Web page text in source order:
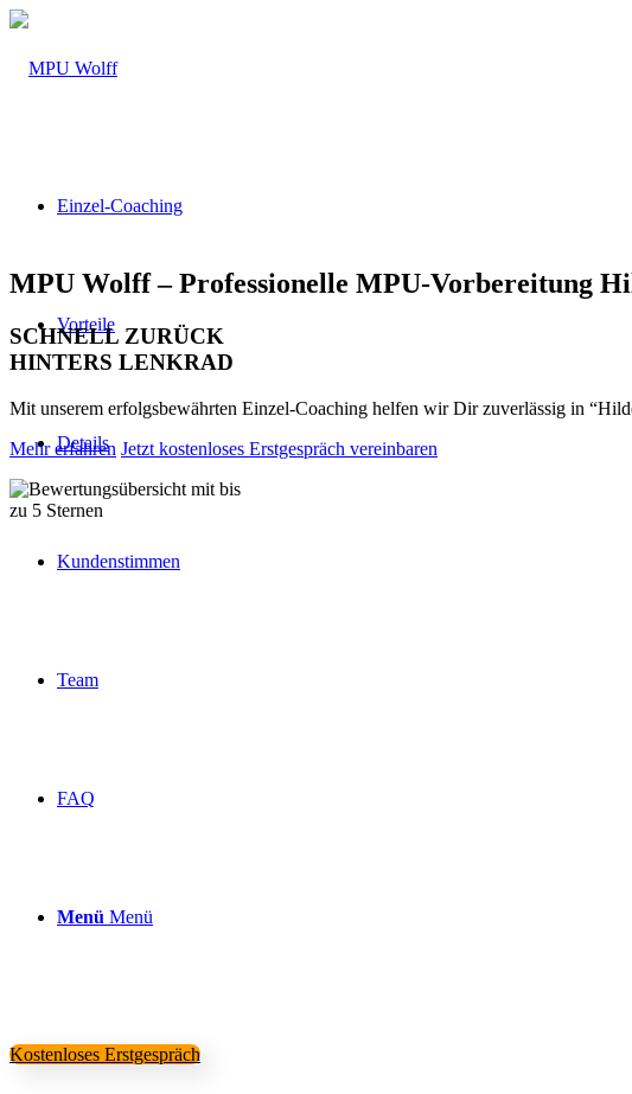
Einzel-Coaching
Vorteile
Details
Kundenstimmen
Team
FAQ
Menü Menü
Kostenloses Erstgespräch
MPU Wolff – Professionelle MPU-Vorbereitung
SCHNELL ZURÜCK
HINTERS LENKRAD
Mit unserem erfolgsbewährten Einzel-Coaching helfen wir Dir zuverlässig in
Mehr erfahren Jetzt kostenloses Erstgespräch vereinbaren